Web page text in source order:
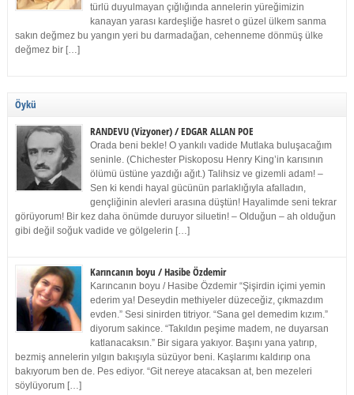
türlü duyulmayan çığlığında annelerin yüreğimizin
kanayan yarası kardeşliğe hasret o güzel ülkem sanma
sakın değmez bu yangın yeri bu darmadağan, cehenneme dönmüş ülke
değmez bir […]
Öykü
RANDEVU (Vizyoner) / EDGAR ALLAN POE
Orada beni bekle! O yankılı vadide Mutlaka buluşacağım
seninle. (Chichester Piskoposu Henry King’in karısının
ölümü üstüne yazdığı ağıt.) Talihsiz ve gizemli adam! –
Sen ki kendi hayal gücünün parlaklığıyla afalladın,
gençliğinin alevleri arasına düştün! Hayalimde seni tekrar
görüyorum! Bir kez daha önümde duruyor siluetin! – Olduğun – ah olduğun
gibi değil soğuk vadide ve gölgelerin […]
Karıncanın boyu / Hasibe Özdemir
Karıncanın boyu / Hasibe Özdemir “Şişirdin içimi yemin
ederim ya! Deseydin methiyeler düzeceğiz, çıkmazdım
evden.” Sesi sinirden titriyor. “Sana gel demedim kızım.”
diyorum sakince. “Takıldın peşime madem, ne duyarsan
katlanacaksın.” Bir sigara yakıyor. Başını yana yatırıp,
bezmiş annelerin yılgın bakışıyla süzüyor beni. Kaşlarımı kaldırıp ona
bakıyorum ben de. Pes ediyor. “Git nereye atacaksan at, ben mezeleri
söylüyorum […]